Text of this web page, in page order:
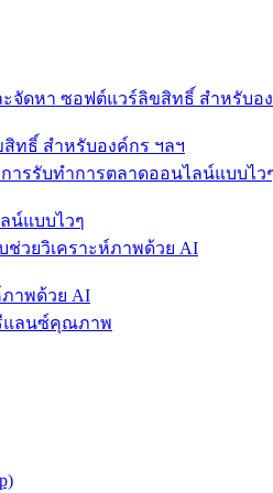
ทธิ์ สำหรับองค์กร ฯลฯ
น์แบบไวๆ
าพด้วย AI